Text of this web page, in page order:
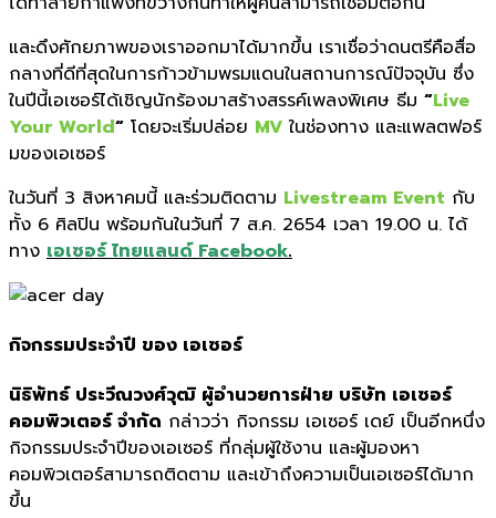
และดึงศักยภาพของเราออกมาได้มากขึ้น เราเชื่อว่าดนตรีคือสื่อ
กลางที่ดีที่สุดในการก้าวข้ามพรมแดนในสถานการณ์ปัจจุบัน ซึ่ง
ในปีนี้เอเซอร์ได้เชิญนักร้องมาสร้างสรรค์เพลงพิเศษ ธีม “Live
Your World“ โดยจะเริ่มปล่อย MVในช่องทาง และแพลตฟอร์
มของเอเซอร์
ในวันที่ 3 สิงหาคมนี้ และร่วมติดตาม Livestream Event กับ
ทั้ง 6 ศิลปิน พร้อมกันในวันที่ 7 ส.ค. 2654 เวลา 19.00 น. ได้
ทาง เอเซอร์ ไทยแลนด์ Facebook.
กิจกรรมประจำปี ของ เอเซอร์
นิธิพัทธ์ ประวีณวงศ์วุฒิ ผู้อำนวยการฝ่าย บริษัท เอเซอร์
คอมพิวเตอร์ จำกัด กล่าวว่า กิจกรรม เอเซอร์ เดย์ เป็นอีกหนึ่ง
กิจกรรมประจำปีของเอเซอร์ ที่กลุ่มผู้ใช้งาน และผู้มองหา
คอมพิวเตอร์สามารถติดตาม และเข้าถึงความเป็นเอเซอร์ได้มาก
ขึ้น